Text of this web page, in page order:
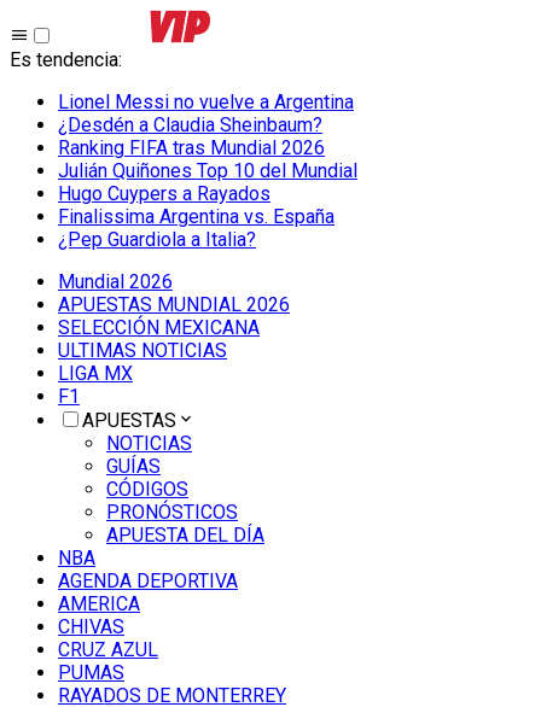
Es tendencia:
Lionel Messi no vuelve a Argentina
¿Desdén a Claudia Sheinbaum?
Ranking FIFA tras Mundial 2026
Julián Quiñones Top 10 del Mundial
Hugo Cuypers a Rayados
Finalissima Argentina vs. España
¿Pep Guardiola a Italia?
Mundial 2026
APUESTAS MUNDIAL 2026
SELECCIÓN MEXICANA
ULTIMAS NOTICIAS
LIGA MX
F1
APUESTAS
NOTICIAS
GUÍAS
CÓDIGOS
PRONÓSTICOS
APUESTA DEL DÍA
NBA
AGENDA DEPORTIVA
AMERICA
CHIVAS
CRUZ AZUL
PUMAS
RAYADOS DE MONTERREY